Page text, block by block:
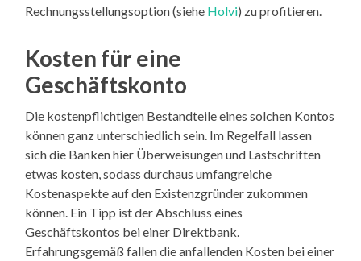
Rechnungsstellungsoption (siehe Holvi) zu profitieren.
Kosten für eine
Geschäftskonto
Die kostenpflichtigen Bestandteile eines solchen Kontos
können ganz unterschiedlich sein. Im Regelfall lassen
sich die Banken hier Überweisungen und Lastschriften
etwas kosten, sodass durchaus umfangreiche
Kostenaspekte auf den Existenzgründer zukommen
können. Ein Tipp ist der Abschluss eines
Geschäftskontos bei einer Direktbank.
Erfahrungsgemäß fallen die anfallenden Kosten bei einer